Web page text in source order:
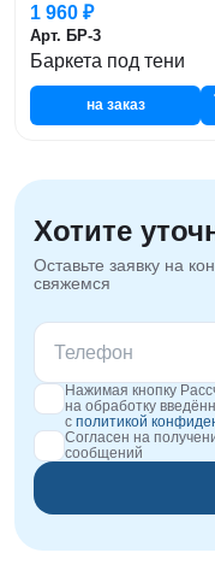
1 960 ₽
Арт. БР-3
Баркета под тени
на заказ
Хотите
Оставьте заявку на
свяжемся
Нажимая кнопку
на обработку
с политикой
Согласен на
сообщений